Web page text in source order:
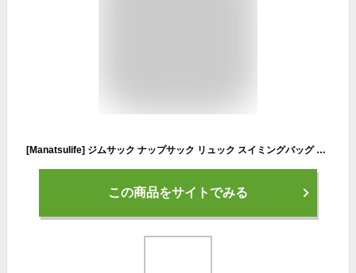
[Manatsulife] ジムサック ナップサック リュック スイミングバッグ 修学旅行 撥水 大容量 巾着袋 大人 スポーツバッグ 男女兼用 軽量 おしゃれ 27リットル BB802 (グリーン)
この商品をサイトでみる